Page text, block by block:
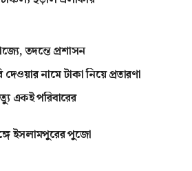
তদন্তে প্রশাসন
দেওয়ার নামে টাকা নিয়ে প্রতারণা
একই পরিবারের
ইসলামপুরের পুজো